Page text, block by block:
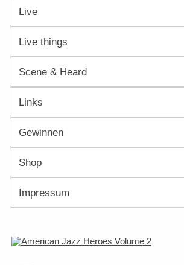
Live
Live things
Scene & Heard
Links
Gewinnen
Shop
Impressum